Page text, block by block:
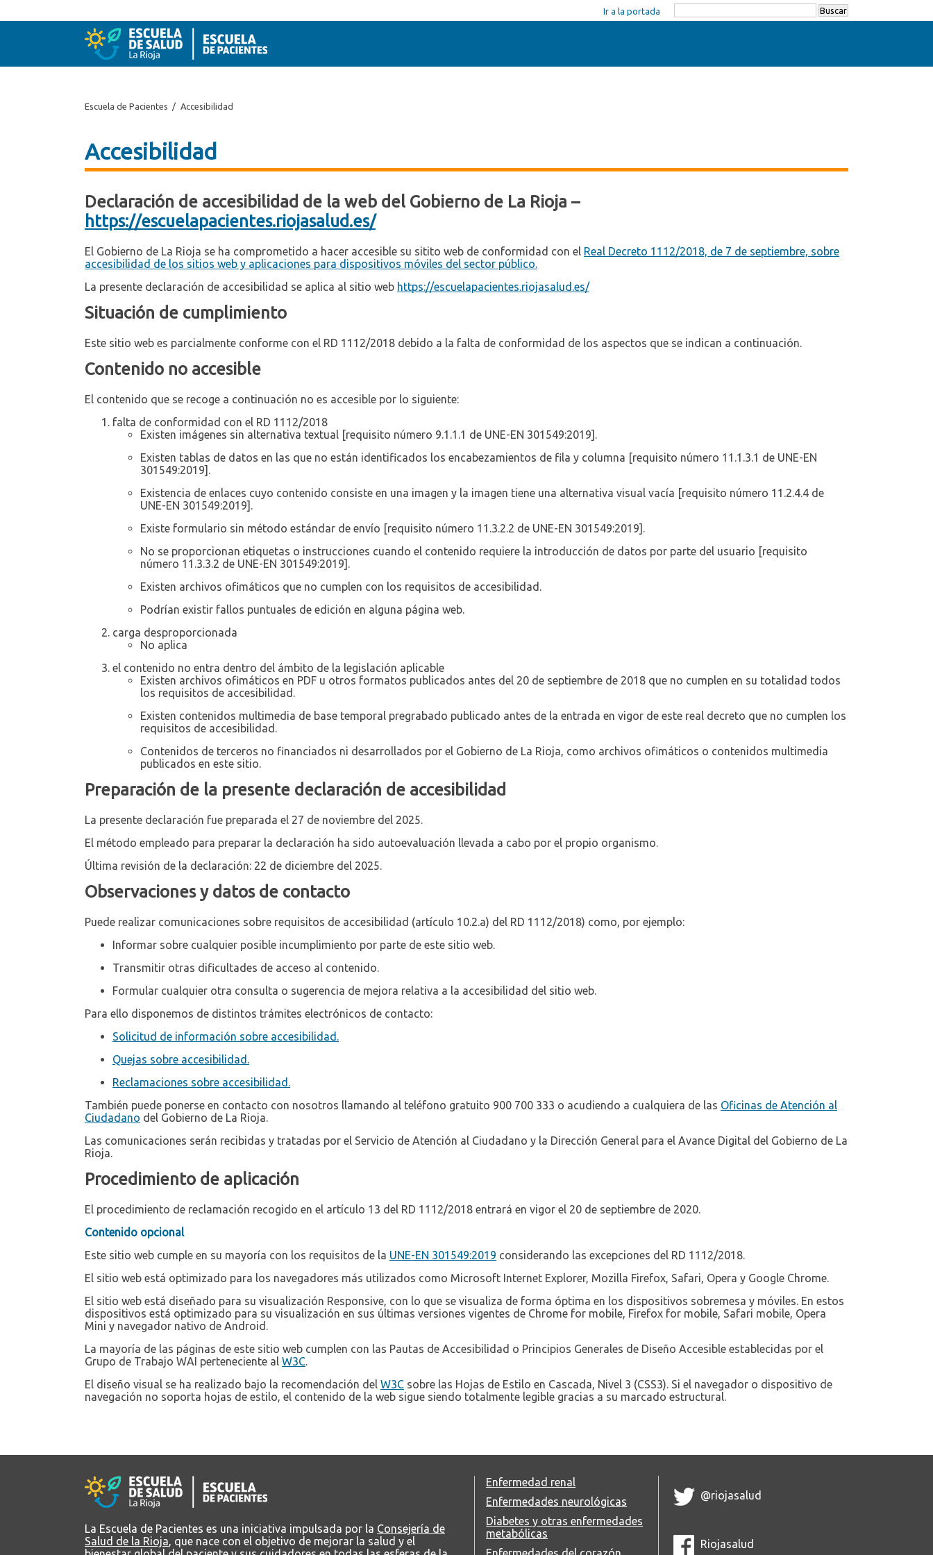
Buscar
Ir a la portada
Escuela de Pacientes Accesibilidad
Accesibilidad
Declaración de accesibilidad de la web del Gobierno de La Rioja –
https://escuelapacientes.riojasalud.es/
El Gobierno de La Rioja se ha comprometido a hacer accesible su sitito web de conformidad con el Real Decreto 1112/2018, de 7 de septiembre, sobre
accesibilidad de los sitios web y aplicaciones para dispositivos móviles del sector público.
La presente declaración de accesibilidad se aplica al sitio web https://escuelapacientes.riojasalud.es/
Situación de cumplimiento
Este sitio web es parcialmente conforme con el RD 1112/2018 debido a la falta de conformidad de los aspectos que se indican a continuación.
Contenido no accesible
El contenido que se recoge a continuación no es accesible por lo siguiente:
falta de conformidad con el RD 1112/2018
Existen imágenes sin alternativa textual [requisito número 9.1.1.1 de UNE-EN 301549:2019].
Existen tablas de datos en las que no están identificados los encabezamientos de fila y columna [requisito número 11.1.3.1 de UNE-EN
301549:2019].
Existencia de enlaces cuyo contenido consiste en una imagen y la imagen tiene una alternativa visual vacía [requisito número 11.2.4.4 de
UNE-EN 301549:2019].
Existe formulario sin método estándar de envío [requisito número 11.3.2.2 de UNE-EN 301549:2019].
No se proporcionan etiquetas o instrucciones cuando el contenido requiere la introducción de datos por parte del usuario [requisito
número 11.3.3.2 de UNE-EN 301549:2019].
Existen archivos ofimáticos que no cumplen con los requisitos de accesibilidad.
Podrían existir fallos puntuales de edición en alguna página web.
carga desproporcionada
No aplica
el contenido no entra dentro del ámbito de la legislación aplicable
Existen archivos ofimáticos en PDF u otros formatos publicados antes del 20 de septiembre de 2018 que no cumplen en su totalidad todos
los requisitos de accesibilidad.
Existen contenidos multimedia de base temporal pregrabado publicado antes de la entrada en vigor de este real decreto que no cumplen los
requisitos de accesibilidad.
Contenidos de terceros no financiados ni desarrollados por el Gobierno de La Rioja, como archivos ofimáticos o contenidos multimedia
publicados en este sitio.
Preparación de la presente declaración de accesibilidad
La presente declaración fue preparada el 27 de noviembre del 2025.
El método empleado para preparar la declaración ha sido autoevaluación llevada a cabo por el propio organismo.
Última revisión de la declaración: 22 de diciembre del 2025.
Observaciones y datos de contacto
Puede realizar comunicaciones sobre requisitos de accesibilidad (artículo 10.2.a) del RD 1112/2018) como, por ejemplo:
Informar sobre cualquier posible incumplimiento por parte de este sitio web.
Transmitir otras dificultades de acceso al contenido.
Formular cualquier otra consulta o sugerencia de mejora relativa a la accesibilidad del sitio web.
Para ello disponemos de distintos trámites electrónicos de contacto:
Solicitud de información sobre accesibilidad.
Quejas sobre accesibilidad.
Reclamaciones sobre accesibilidad.
También puede ponerse en contacto con nosotros llamando al teléfono gratuito 900 700 333 o acudiendo a cualquiera de las Oficinas de Atención al
Ciudadano del Gobierno de La Rioja.
Las comunicaciones serán recibidas y tratadas por el Servicio de Atención al Ciudadano y la Dirección General para el Avance Digital del Gobierno de La
Rioja.
Procedimiento de aplicación
El procedimiento de reclamación recogido en el artículo 13 del RD 1112/2018 entrará en vigor el 20 de septiembre de 2020.
Contenido opcional
Este sitio web cumple en su mayoría con los requisitos de la UNE-EN 301549:2019 considerando las excepciones del RD 1112/2018.
El sitio web está optimizado para los navegadores más utilizados como Microsoft Internet Explorer, Mozilla Firefox, Safari, Opera y Google Chrome.
El sitio web está diseñado para su visualización Responsive, con lo que se visualiza de forma óptima en los dispositivos sobremesa y móviles. En estos
dispositivos está optimizado para su visualización en sus últimas versiones vigentes de Chrome for mobile, Firefox for mobile, Safari mobile, Opera
Mini y navegador nativo de Android.
La mayoría de las páginas de este sitio web cumplen con las Pautas de Accesibilidad o Principios Generales de Diseño Accesible establecidas por el
Grupo de Trabajo WAI perteneciente al W3C.
El diseño visual se ha realizado bajo la recomendación del W3C sobre las Hojas de Estilo en Cascada, Nivel 3 (CSS3). Si el navegador o dispositivo de
navegación no soporta hojas de estilo, el contenido de la web sigue siendo totalmente legible gracias a su marcado estructural.
La Escuela de Pacientes es una iniciativa impulsada por la Consejería de
Salud de la Rioja, que nace con el objetivo de mejorar la salud y el
Enfermedad renal
Enfermedades neurológicas
Diabetes y otras enfermedades
metabólicas
@riojasalud
Riojasalud